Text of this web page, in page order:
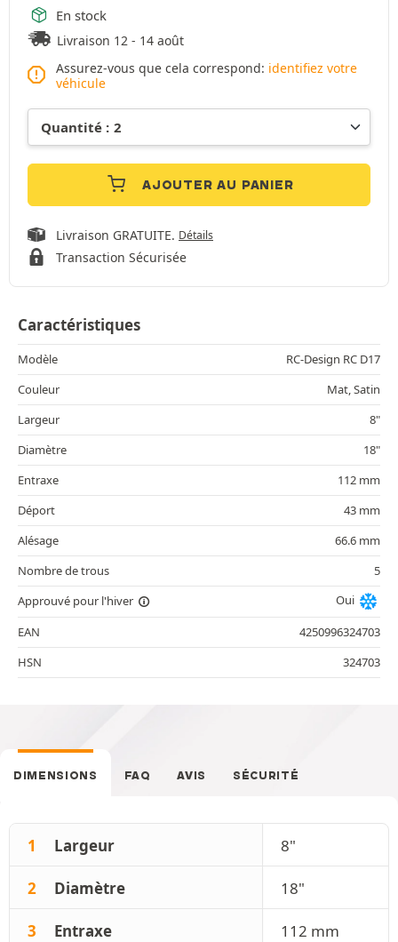
En stock
Livraison 12 - 14 août
Assurez-vous que cela correspond: identifiez votre
véhicule
AJOUTER AU PANIER
Livraison GRATUITE. Détails
Transaction Sécurisée
Caractéristiques
Modèle
RC-Design RC D17
Couleur
Mat, Satin
Largeur
8"
Diamètre
18"
Entraxe
112 mm
Déport
43 mm
Alésage
66.6 mm
Nombre de trous
5
Approuvé pour l'hiver
Oui
EAN
4250996324703
HSN
324703
DIMENSIONS FAQ AVIS SÉCURITÉ
1 Largeur 8"
2 Diamètre 18"
3 Entraxe 112 mm